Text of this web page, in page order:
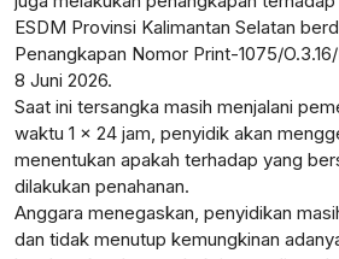
ESDM Provinsi Kalimantan Selatan
Penangkapan Nomor Print-1075/
8 Juni 2026.
Saat ini tersangka masih menjalani
waktu 1 x 24 jam, penyidik akan
menentukan apakah terhadap yang
dilakukan penahanan.
Anggara menegaskan, penyidikan
dan tidak menutup kemungkinan